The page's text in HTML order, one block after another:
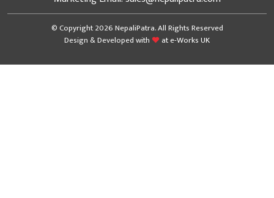
© Copyright 2026 NepaliPatra. All Rights Reserved
Design & Developed with
ate-Works UK